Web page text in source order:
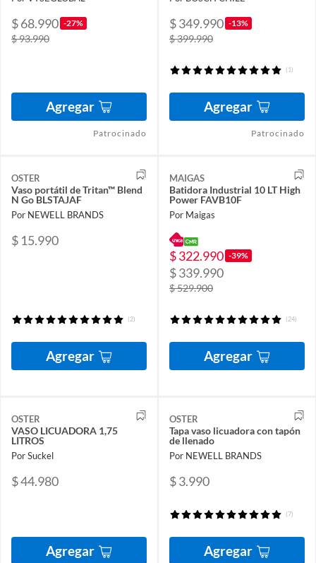
$ 68.990 -27%
$ 93.990
Agregar
Patrocinado
$ 349.990 -13%
$ 399.990
(1)
Agregar
Patrocinado
OSTER
Vaso portátil de Tritan™ Blend
N Go BLSTAJAF
Por NEWELL BRANDS
$ 15.990
(2)
Agregar
MAIGAS
Batidora Industrial 10 LT High
Power FAVB10F
Por Maigas
$ 322.990 -39%
$ 339.990
$ 529.900
(24)
Agregar
OSTER
VASO LICUADORA 1,75
LITROS
Por Suckel
$ 44.980
Agregar
OSTER
Tapa vaso licuadora con tapón
de llenado
Por NEWELL BRANDS
$ 3.990
(7)
Agregar